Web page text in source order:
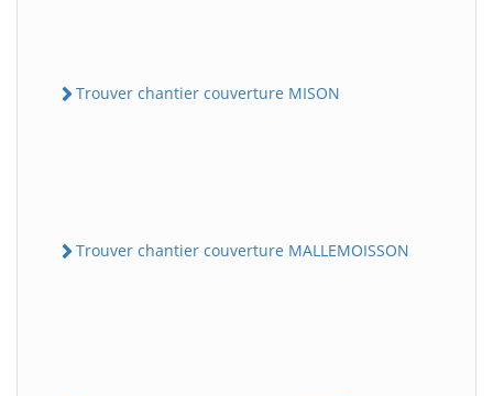
Trouver chantier couverture MISON
Trouver chantier couverture MALLEMOISSON